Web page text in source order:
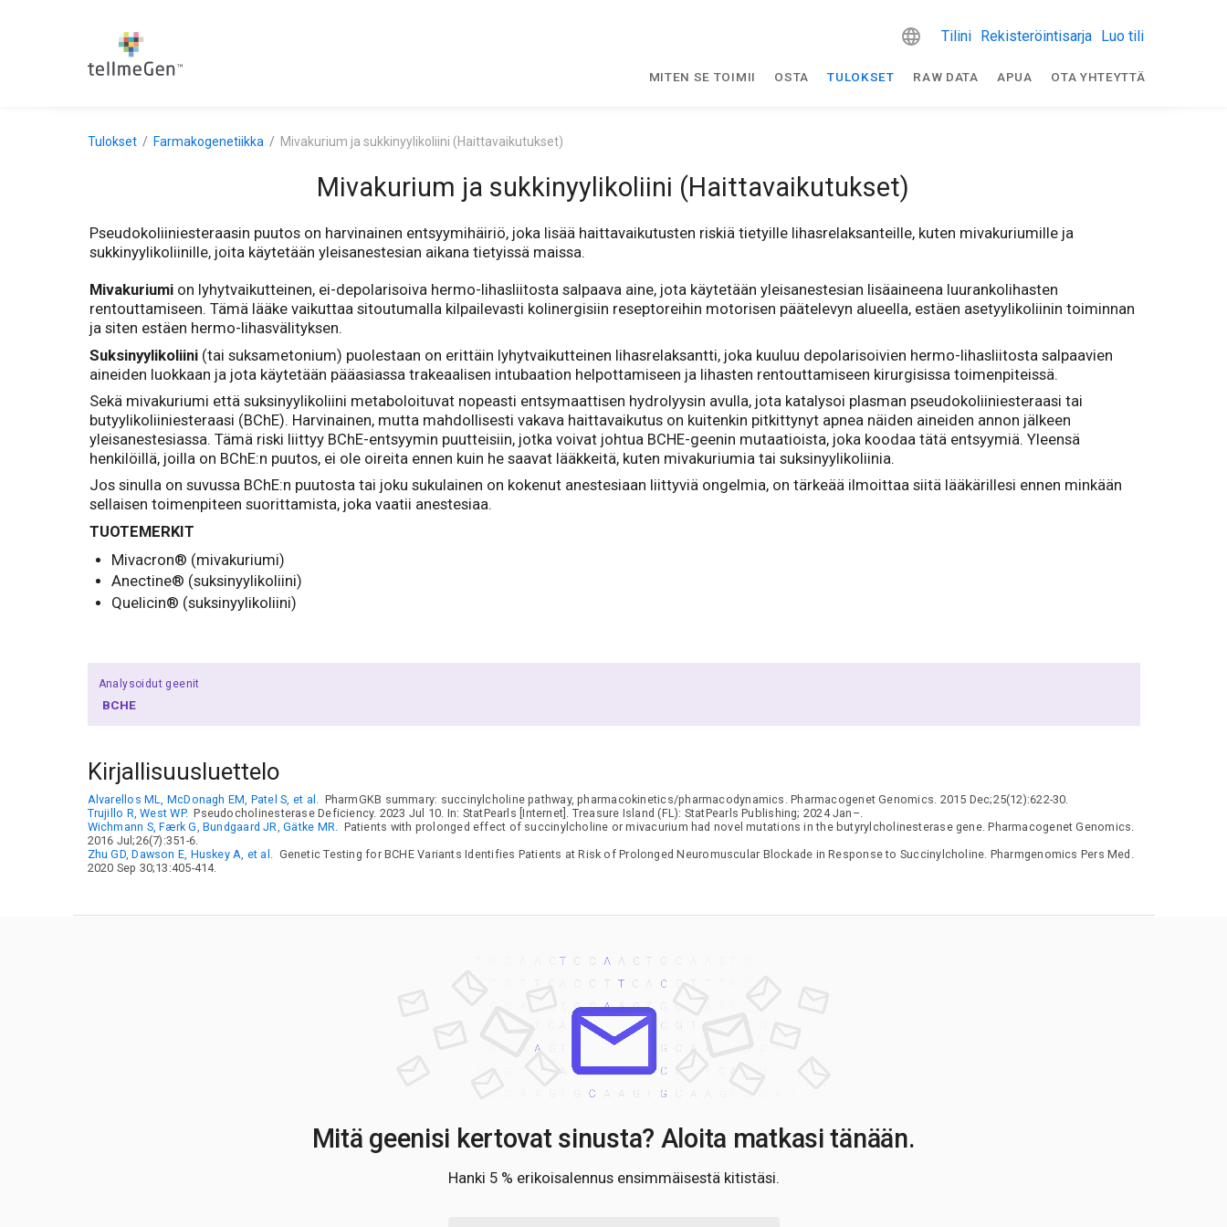
Tilini Rekisteröintisarja Luo tili
MITEN SE TOIMII OSTA TULOKSET RAW DATA APUA OTA YHTEYTTÄ
Tulokset Farmakogenetiikka Mivakurium ja sukkinyylikoliini (Haittavaikutukset)
Mivakurium ja sukkinyylikoliini (Haittavaikutukset)
Pseudokoliiniesteraasin puutos on harvinainen entsyymihäiriö, joka lisää haittavaikutusten riskiä tietyille lihasrelaksanteille, kuten mivakuriumille ja
sukkinyylikoliinille, joita käytetään yleisanestesian aikana tietyissä maissa.
Mivakuriumion lyhytvaikutteinen, ei-depolarisoiva hermo-lihasliitosta salpaava aine, jota käytetään yleisanestesian lisäaineena luurankolihasten
rentouttamiseen. Tämä lääke vaikuttaa sitoutumalla kilpailevasti kolinergisiin reseptoreihin motorisen päätelevyn alueella, estäen asetyylikoliinin toiminnan
ja siten estäen hermo-lihasvälityksen.
Suksinyylikoliini(tai suksametonium) puolestaan on erittäin lyhytvaikutteinen lihasrelaksantti, joka kuuluu depolarisoivien hermo-lihasliitosta salpaavien
aineiden luokkaan ja jota käytetään pääasiassa trakeaalisen intubaation helpottamiseen ja lihasten rentouttamiseen kirurgisissa toimenpiteissä.
Sekä mivakuriumi että suksinyylikoliini metaboloituvat nopeasti entsymaattisen hydrolyysin avulla, jota katalysoi plasman pseudokoliiniesteraasi tai
butyylikoliiniesteraasi (BChE). Harvinainen, mutta mahdollisesti vakava haittavaikutus on kuitenkin pitkittynyt apnea näiden aineiden annon jälkeen
yleisanestesiassa. Tämä riski liittyy BChE-entsyymin puutteisiin, jotka voivat johtua BCHE-geenin mutaatioista, joka koodaa tätä entsyymiä. Yleensä
henkilöillä, joilla on BChE:n puutos, ei ole oireita ennen kuin he saavat lääkkeitä, kuten mivakuriumia tai suksinyylikoliinia.
Jos sinulla on suvussa BChE:n puutosta tai joku sukulainen on kokenut anestesiaan liittyviä ongelmia, on tärkeää ilmoittaa siitä lääkärillesi ennen minkään
sellaisen toimenpiteen suorittamista, joka vaatii anestesiaa.
TUOTEMERKIT
Mivacron® (mivakuriumi)
Anectine® (suksinyylikoliini)
Quelicin® (suksinyylikoliini)
Analysoidut geenit
BCHE
Kirjallisuusluettelo
Alvarellos ML, McDonagh EM, Patel S, et al. PharmGKB summary: succinylcholine pathway, pharmacokinetics/pharmacodynamics. Pharmacogenet Genomics. 2015 Dec;25(12):622-30.
Trujillo R, West WP. Pseudocholinesterase Deficiency. 2023 Jul 10. In: StatPearls [Internet]. Treasure Island (FL): StatPearls Publishing; 2024 Jan–.
Wichmann S, Færk G, Bundgaard JR, Gätke MR. Patients with prolonged effect of succinylcholine or mivacurium had novel mutations in the butyrylcholinesterase gene. Pharmacogenet Genomics.
2016 Jul;26(7):351-6.
Zhu GD, Dawson E, Huskey A, et al. Genetic Testing for BCHE Variants Identifies Patients at Risk of Prolonged Neuromuscular Blockade in Response to Succinylcholine. Pharmgenomics Pers Med.
2020 Sep 30;13:405-414.
Mitä geenisi kertovat sinusta? Aloita matkasi tänään.
Hanki 5 % erikoisalennus ensimmäisestä kitistäsi.